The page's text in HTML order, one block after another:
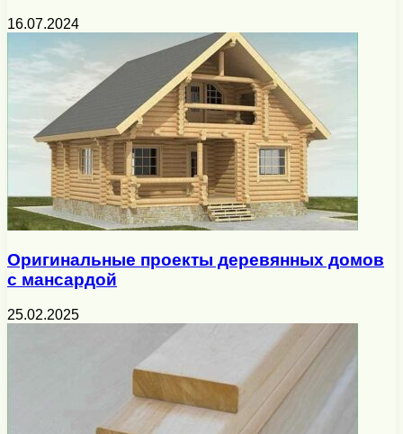
16.07.2024
Оригинальные проекты деревянных домов
с мансардой
25.02.2025